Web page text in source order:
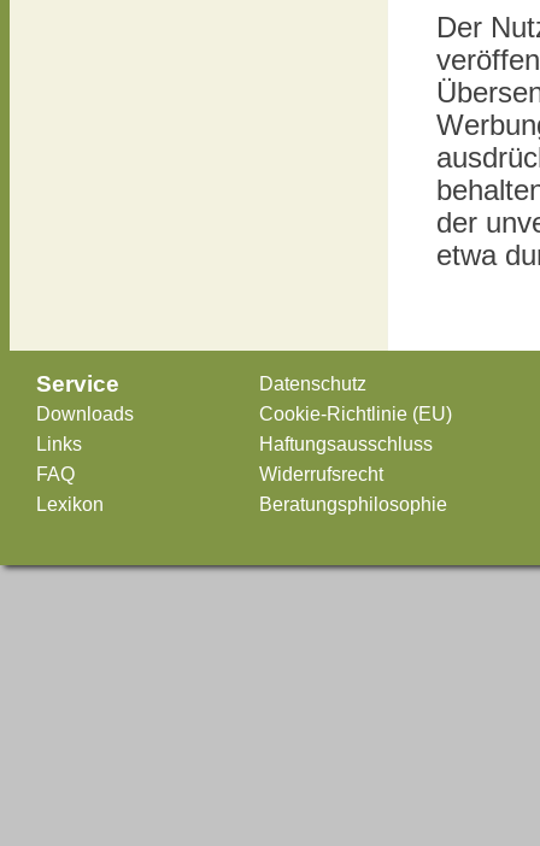
Der
der
etwa
Service
Downloads
Links
FAQ
Lexikon
Datenschutz
Cookie-Richtlinie (EU)
Haftungsausschluss
Widerrufsrecht
Beratungsphilosophie